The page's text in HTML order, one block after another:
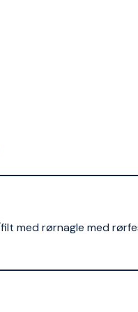
med rørnagle med